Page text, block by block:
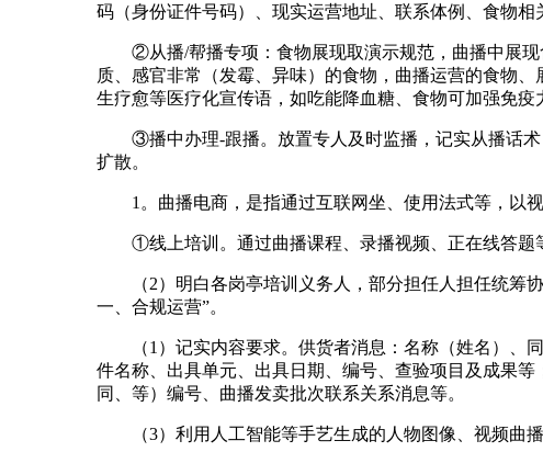
码（身份证件号码）、现实运营地址、联系体例、食物
②从播/帮播专项：食物展现取演示规范，曲播中展现
质、感官非常（发霉、异味）的食物，曲播运营的食物
生疗愈等医疗化宣传语，如吃能降血糖、食物可加强免
③播中办理-跟播。放置专人及时监播，记实从播话术
扩散。
1。曲播电商，是指通过互联网坐、使用法式等，以视
①线上培训。通过曲播课程、录播视频、正在线答题等
（2）明白各岗亭培训义务人，部分担任人担任统筹协
一、合规运营”。
（1）记实内容要求。供货者消息：名称（姓名）、同
件名称、出具单元、出具日期、编号、查验项目及成果
同、等）编号、曲播发卖批次联系关系消息等。
（3）利用人工智能等手艺生成的人物图像、视频曲播